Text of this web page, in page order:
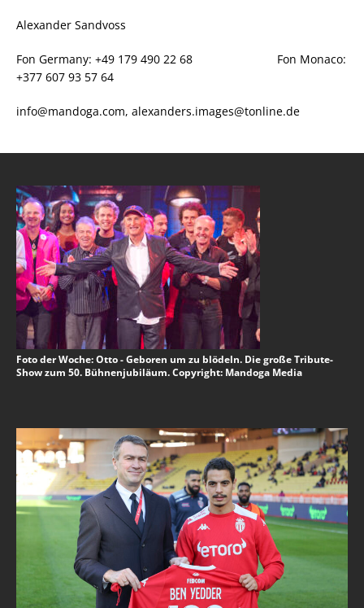
Alexander Sandvoss
Fon Germany: +49 179 490 22 68 Fon Monaco:
+377 607 93 57 64
info@mandoga.com, alexanders.images@tonline.de
Foto der Woche: Otto - Geboren um zu blödeln. Die große Tribute-
Show zum 50. Bühnenjubiläum. Copyright: Mandoga Media